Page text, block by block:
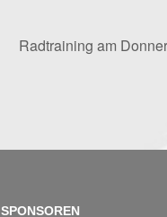
Radtraining am
SPONSOREN